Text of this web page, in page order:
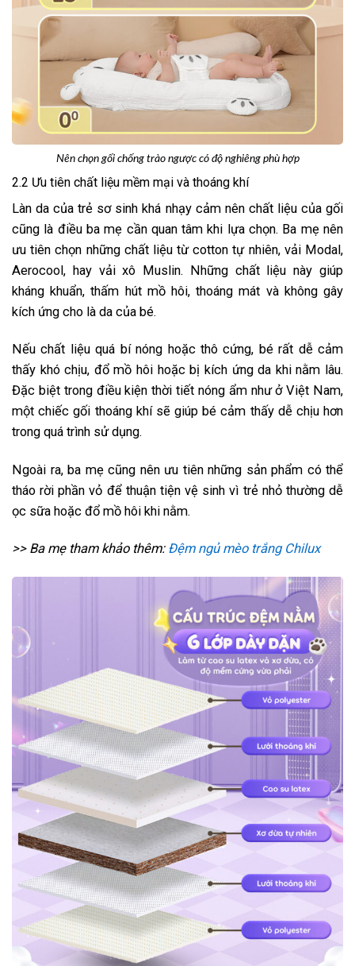
Nên chọn gối chống trào ngược có độ nghiêng phù hợp
2.2 Ưu tiên chất liệu mềm mại và thoáng khí
Làn da của trẻ sơ sinh khá nhạy cảm nên chất liệu của gối
cũng là điều ba mẹ cần quan tâm khi lựa chọn. Ba mẹ nên
ưu tiên chọn những chất liệu từ cotton tự nhiên, vải Modal,
Aerocool, hay vải xô Muslin. Những chất liệu này giúp
kháng khuẩn, thấm hút mồ hôi, thoáng mát và không gây
kích ứng cho là da của bé.
Nếu chất liệu quá bí nóng hoặc thô cứng, bé rất dễ cảm
thấy khó chịu, đổ mồ hôi hoặc bị kích ứng da khi nằm lâu.
Đặc biệt trong điều kiện thời tiết nóng ẩm như ở Việt Nam,
một chiếc gối thoáng khí sẽ giúp bé cảm thấy dễ chịu hơn
trong quá trình sử dụng.
Ngoài ra, ba mẹ cũng nên ưu tiên những sản phẩm có thể
tháo rời phần vỏ để thuận tiện vệ sinh vì trẻ nhỏ thường dễ
ọc sữa hoặc đổ mồ hôi khi nằm.
>> Ba mẹ tham khảo thêm: Đệm ngủ mèo trắng Chilux